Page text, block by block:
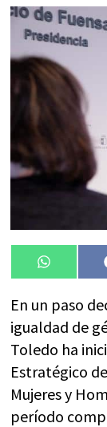
en
En un paso
igualdad de
Toledo ha
Estratégico
Mujeres y
período